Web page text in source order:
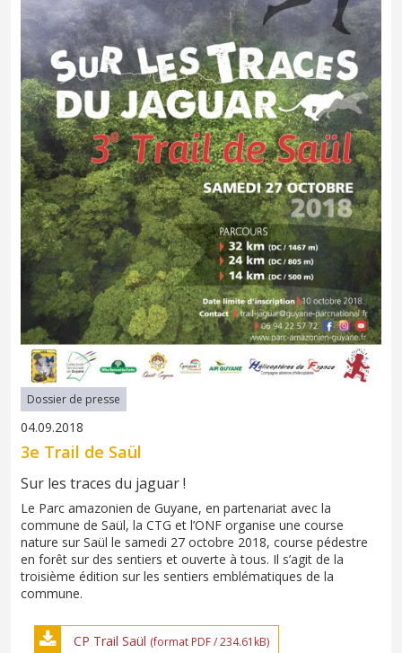
Dossier de presse
04.09.2018
3e Trail de Saül
Sur les traces du jaguar !
Le Parc amazonien de Guyane, en partenariat avec la
commune de Saül, la CTG et l’ONF organise une course
nature sur Saül le samedi 27 octobre 2018, course pédestre
en forêt sur des sentiers et ouverte à tous. Il s’agit de la
troisième édition sur les sentiers emblématiques de la
commune.
CP Trail Saül (format PDF / 234.61kB)